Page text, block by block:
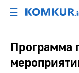
☰
Программа